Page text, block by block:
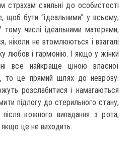
страхам схильні до особистості
щоб бути “ідеальними” у всьому,
числі ідеальними матерями,
ніколи не втомлюються і взагалі
любов і гармонію. І якщо у жінки
все найкраще ціною власної
то це прямий шлях до неврозу.
розслабитися і намагаються
підлогу до стерильного стану,
після кожного випадання з рота,
якщо це не виходить.